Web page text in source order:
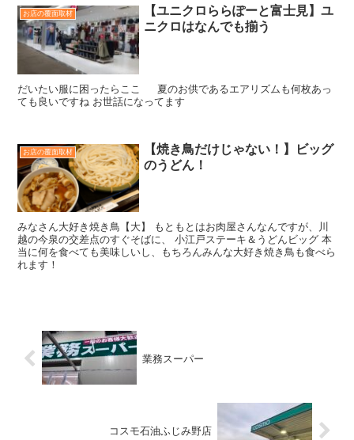
お店の覆面取材
【ユニクロららぽーと富士見】ユ
ニクロはなんでも揃う
だいたい服に困ったらここ 夏のお供であるエアリズムも何枚あっ
ても良いですね お世話になってます
お店の覆面取材
【焼き鳥だけじゃない！】ビッグ
のうどん！
みなさん大好き焼き鳥【大】 もともとはお肉屋さんなんですが、川
越の今泉の交差点のすぐそばに、 小江戸ステーキ＆うどんビッグ 本
当に何を食べても美味しいし、もちろんみんな大好き焼き鳥も食べら
れます！
業務スーパー
コスモ石油ふじみ野店